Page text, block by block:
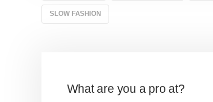
SLOW FASHION
What are you a pro at?